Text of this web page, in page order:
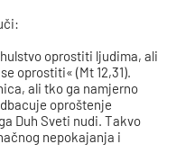
oprostiti ljudima, ali
oprostiti« (Mt 12,31).
ali tko ga namjerno
oproštenje
Duh Sveti nudi. Takvo
nepokajanja i